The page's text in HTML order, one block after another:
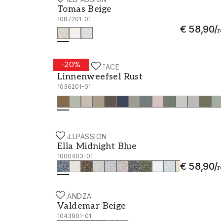
begeleiding of hulp bij je behangkeuze,
op, dan helpen wij je bij het realiseren
Tomas Beige
1087201-01
€ 58,90/
-20%
STUDIO SURFACE
Linnenweefsel Rust
1036201-01
Linnenweefsel Rust - 1036201-01
WALLPASSION
Ella Midnight Blue
1000403-01
€ 58,90/
Ella Midnight Blue - 1000403-01
SCANDZA
Valdemar Beige
1043901-01
Valdemar Beige - 1043901-01